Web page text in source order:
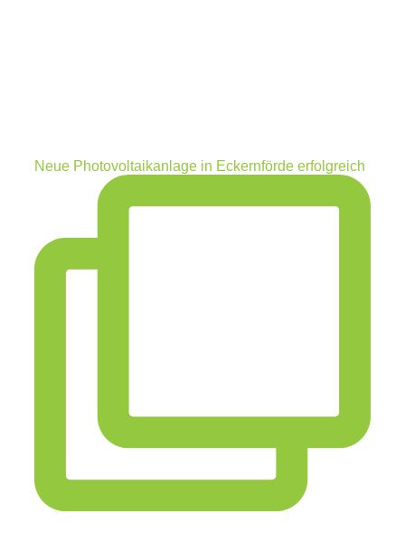
Neue Photovoltaikanlage in Eckernförde erfolgreich